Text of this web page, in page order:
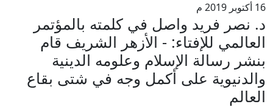
16 أكتوبر 2019 م
د. نصر فريد واصل في كلمته بالمؤتمر
العالمي للإفتاء: - الأزهر الشريف قام
بنشر رسالة الإسلام وعلومه الدينية
والدنيوية على أكمل وجه في شتى بقاع
العالم